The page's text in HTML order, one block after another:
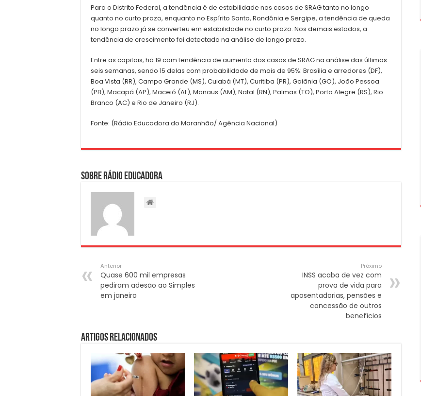
Para o Distrito Federal, a tendência é de estabilidade nos casos de SRAG tanto no longo
quanto no curto prazo, enquanto no Espírito Santo, Rondônia e Sergipe, a tendência de queda
no longo prazo já se converteu em estabilidade no curto prazo. Nos demais estados, a
tendência de crescimento foi detectada na análise de longo prazo.
Entre as capitais, há 19 com tendência de aumento dos casos de SRAG na análise das últimas
seis semanas, sendo 15 delas com probabilidade de mais de 95%: Brasília e arredores (DF),
Boa Vista (RR), Campo Grande (MS), Cuiabá (MT), Curitiba (PR), Goiânia (GO), João Pessoa
(PB), Macapá (AP), Maceió (AL), Manaus (AM), Natal (RN), Palmas (TO), Porto Alegre (RS), Rio
Branco (AC) e Rio de Janeiro (RJ).
Fonte: (Rádio Educadora do Maranhão/ Agência Nacional)
Sobre Rádio Educadora
Anterior
Quase 600 mil empresas
pediram adesão ao Simples
em janeiro
Próximo
INSS acaba de vez com
prova de vida para
aposentadorias, pensões e
concessão de outros
benefícios
Artigos Relacionados